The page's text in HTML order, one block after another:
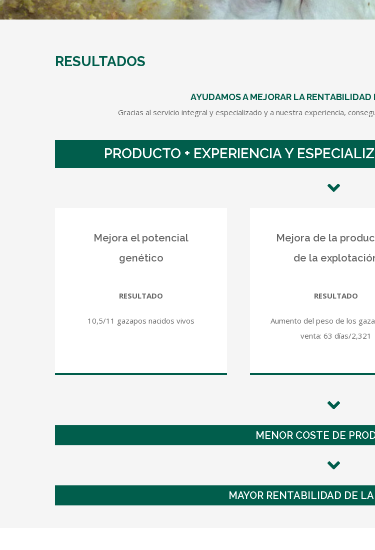
RESULTADOS
AYUDAMOS A MEJORAR LA
Gracias al servicio integral y especializado y a nuestra experiencia,
PRODUCTO + EXPERIENCIA Y
Mejora el potencial
genético
RESULTADO
10,5/11 gazapos nacidos vivos
Mejora de la
de la
RESULTADO
Aumento del peso de los
venta: 63 días/2,321
MENOR COSTE DE
MAYOR RENTABILIDAD DE